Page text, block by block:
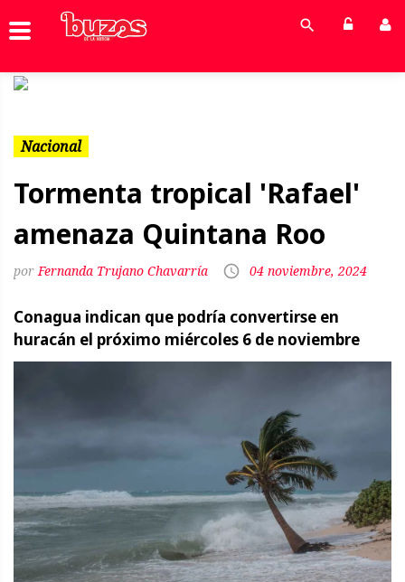
Nacional
Tormenta tropical 'Rafael'
amenaza Quintana Roo
Fernanda Trujano Chavarría 04 noviembre, 2024
Conagua indican que podría convertirse en
huracán el próximo miércoles 6 de noviembre